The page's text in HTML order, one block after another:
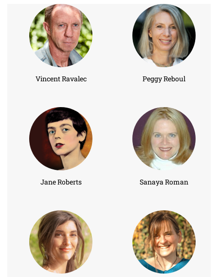
Vincent Ravalec Peggy Reboul
Jane Roberts Sanaya Roman